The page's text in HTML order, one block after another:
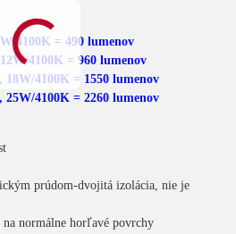
4100K = 490 lumenov
12W/4100K = 960 lumenov
18W/4100K = 1550 lumenov
25W/4100K = 2260 lumenov
prúdom-dvojitá izolácia, nie je
normálne horľavé povrchy